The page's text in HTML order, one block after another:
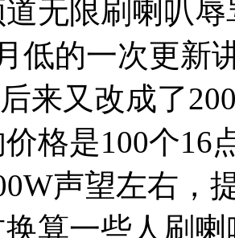
无限刷喇叭辱
低的一次更新
来又改成了
格是100个16
声望左右，
算一些人刷